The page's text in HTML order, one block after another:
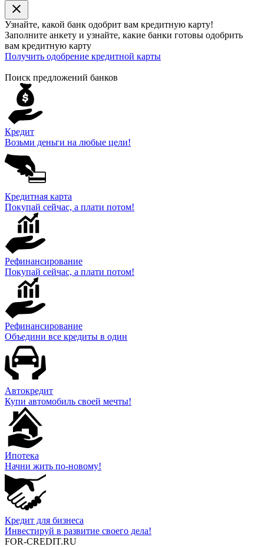
close
Узнайте, какой банк одобрит вам кредитную карту!
Заполните анкету и узнайте, какие банки готовы одобрить
вам кредитную карту
Получить одобрение кредитной карты
Поиск предложений банков
Кредит
Возьми деньги на любые цели!
Кредитная карта
Покупай сейчас, а плати потом!
Рефинансирование
Покупай сейчас, а плати потом!
Рефинансирование
Объедини все кредиты в один
Автокредит
Купи автомобиль своей мечты!
Ипотека
Начни жить по-новому!
Кредит для бизнеса
Инвестируй в развитие своего дела!
FOR-CREDIT.RU